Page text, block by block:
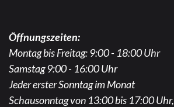
Öffnungszeiten:
Montag bis Freitag: 9:00 - 18:00 Uhr
Samstag 9:00 - 16:00 Uhr
Jeder erster Sonntag im Monat
Schausonntag von 13:00 bis 17:00 Uhr,